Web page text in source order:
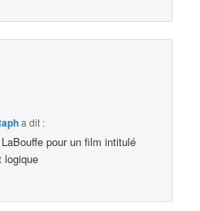
a dit :
pour un film intitulé
logique